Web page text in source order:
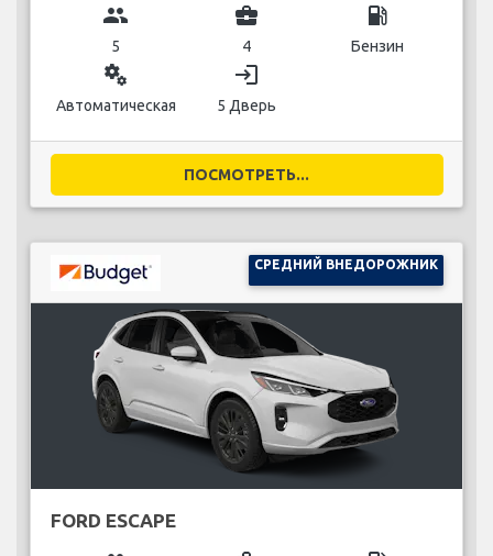
group
5
business_center
4
local_gas_station
Бензин
miscellaneous_services
Автоматическая
login
5 Дверь
ПОСМОТРЕТЬ...
СРЕДНИЙ ВНЕДОРОЖНИК
FORD ESCAPE